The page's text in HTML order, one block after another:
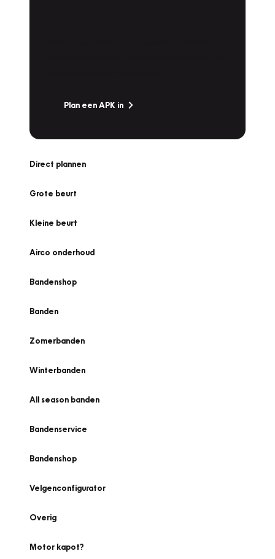
Plan een APK in
Direct plannen
Grote beurt
Kleine beurt
Airco onderhoud
Bandenshop
Banden
Zomerbanden
Winterbanden
All season banden
Bandenservice
Bandenshop
Velgenconfigurator
Overig
Motor kapot?